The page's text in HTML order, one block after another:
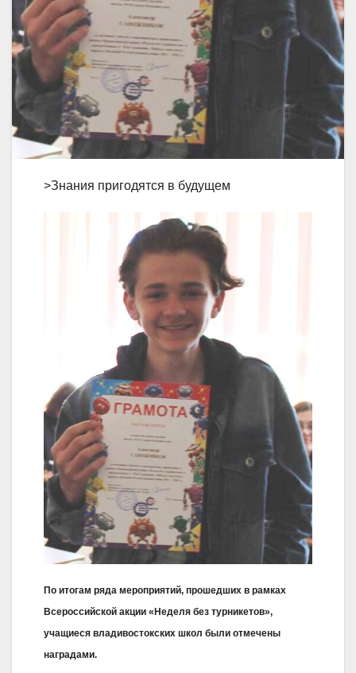
>Знания пригодятся в будущем
По итогам ряда мероприятий, прошедших в рамках
Всероссийской акции «Неделя без турникетов»,
учащиеся владивостокских школ были отмечены
наградами.